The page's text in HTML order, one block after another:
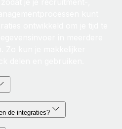
de integraties?